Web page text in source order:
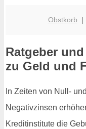
Obstkorb |
Ratgeber
zu Geld und
In Zeiten von Null- und
Negativzinsen
Kreditinstitute die